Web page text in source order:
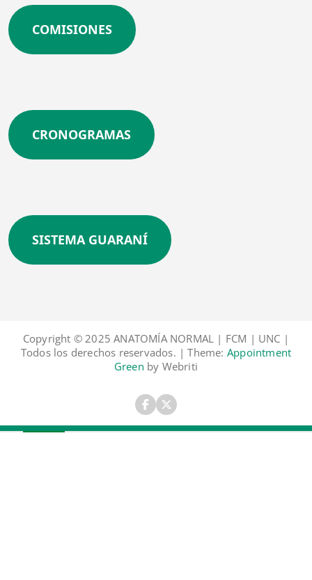
COMISIONES
CRONOGRAMAS
SISTEMA GUARANÍ
Copyright © 2025 ANATOMÍA NORMAL | FCM | UNC |
Todos los derechos reservados. | Theme: Appointment
Green by Webriti